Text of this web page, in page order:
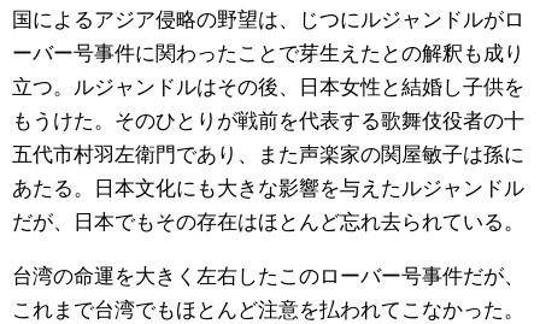
国によるアジア侵略の野望は、じつにルジャンドルがロ
ーバー号事件に関わったことで芽生えたとの解釈も成り
立つ。ルジャンドルはその後、日本女性と結婚し子供を
もうけた。そのひとりが戦前を代表する歌舞伎役者の十
五代市村羽左衛門であり、また声楽家の関屋敏子は孫に
あたる。日本文化にも大きな影響を与えたルジャンドル
だが、日本でもその存在はほとんど忘れ去られている。
台湾の命運を大きく左右したこのローバー号事件だが、
これまで台湾でもほとんど注意を払われてこなかった。